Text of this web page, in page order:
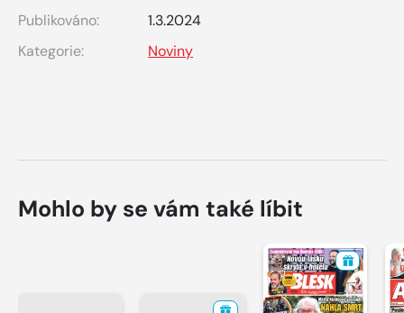
Publikováno:
1.3.2024
Kategorie:
Noviny
Mohlo by se vám také líbit